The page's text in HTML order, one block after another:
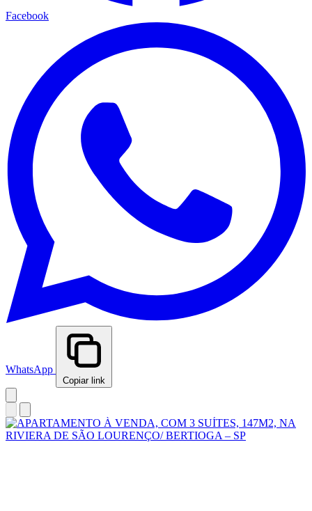
Facebook
WhatsApp
Copiar link